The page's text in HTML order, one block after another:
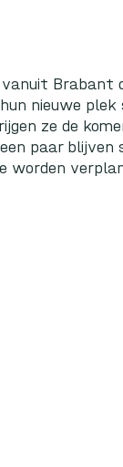
Brabant
nieuwe plek
ze de
paar
worden